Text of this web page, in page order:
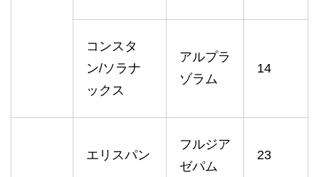
コンスタ
ン/ソラナ
ックス
アルプラ
ゾラム
14
エリスパン
フルジア
ゼパム
23